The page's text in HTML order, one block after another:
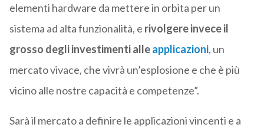
elementi hardware da mettere in orbita per un
sistema ad alta funzionalità, e rivolgere invece il
grosso degli investimenti alleapplicazioni, un
mercato vivace, che vivrà un’esplosione e che è più
vicino alle nostre capacità e competenze”.
Sarà il mercato a definire le applicazioni vincenti e a